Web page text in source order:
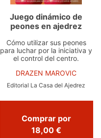
Juego dinámico de
peones en ajedrez
Cómo utilizar sus peones
para luchar por la iniciativa y
el control del centro.
DRAZEN MAROVIC
Editorial La Casa del Ajedrez
Comprar por
18,00 €